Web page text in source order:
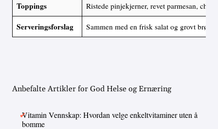
Toppings Ristede pinjekjerner, revet parmesan,
Serveringsforslag Sammen med en frisk salat og grovt brød
Anbefalte Artikler for God Helse og Ernæring
Vitamin Vennskap: Hvordan velge enkeltvitaminer uten å
bomme